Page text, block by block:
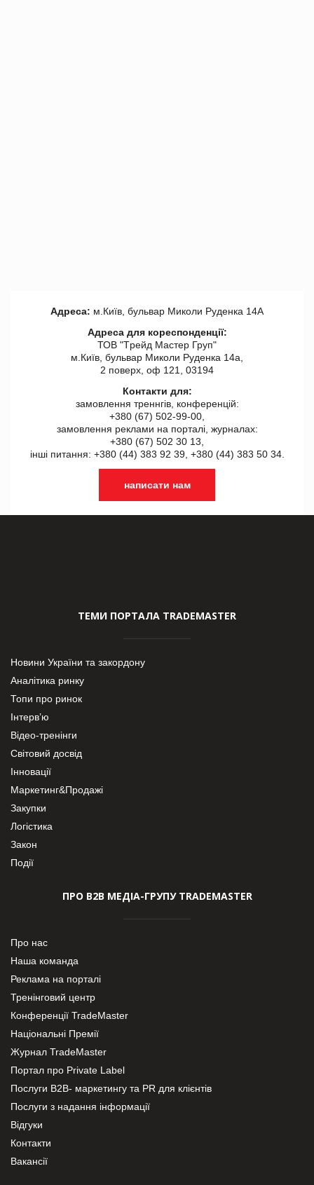
Адреса: м.Київ, бульвар Миколи Руденка 14А
Адреса для кореспонденції:
ТОВ "Tрейд Мастер Груп"
м.Київ, бульвар Миколи Руденка 14а,
2 поверх, оф 121, 03194
Контакти для:
замовлення треннгів, конференцій:
+380 (67) 502-99-00,
замовлення реклами на порталі, журналах:
+380 (67) 502 30 13,
інші питання: +380 (44) 383 92 39, +380 (44) 383 50 34.
написати нам
ТЕМИ ПОРТАЛА TRADEMASTER
Новини України та закордону
Аналітика ринку
Топи про ринок
Інтерв’ю
Відео-тренінги
Світовий досвід
Інновації
Маркетинг&Продажі
Закупки
Логістика
Закон
Події
ПРО В2В МЕДІА-ГРУПУ TRADEMASTER
Про нас
Наша команда
Реклама на порталі
Тренінговий центр
Конференції TradeMaster
Національні Премії
Журнал TradeMaster
Портал про Private Label
Послуги В2В- маркетингу та PR для клієнтів
Послуги з надання інформації
Відгуки
Контакти
Вакансії